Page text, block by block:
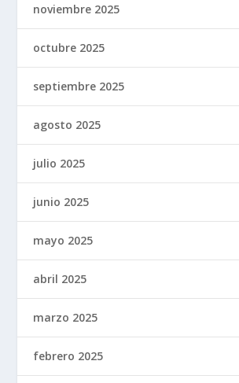
noviembre 2025
octubre 2025
septiembre 2025
agosto 2025
julio 2025
junio 2025
mayo 2025
abril 2025
marzo 2025
febrero 2025